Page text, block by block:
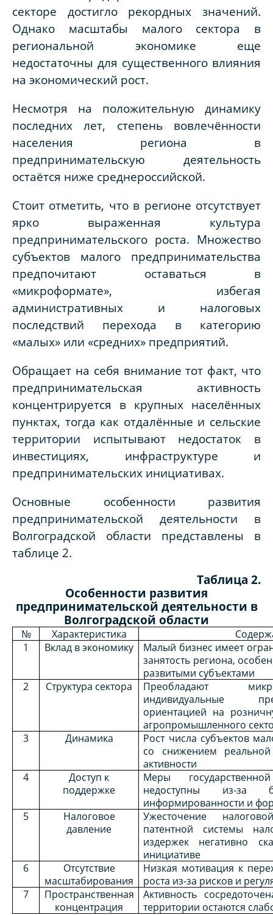
секторе достигло рекордных значений.
Однако масштабы малого сектора в
региональной экономике еще
недостаточны для существенного влияния
на экономический рост.
Несмотря на положительную динамику
последних лет, степень вовлечённости
населения региона в
предпринимательскую деятельность
остаётся ниже среднероссийской.
Стоит отметить, что в регионе отсутствует
ярко выраженная культура
предпринимательского роста. Множество
субъектов малого предпринимательства
предпочитают оставаться в
«микроформате», избегая
административных и налоговых
последствий перехода в категорию
«малых» или «средних» предприятий.
Обращает на себя внимание тот факт, что
предпринимательская активность
концентрируется в крупных населённых
пунктах, тогда как отдалённые и сельские
территории испытывают недостаток в
инвестициях, инфраструктуре и
предпринимательских инициативах.
Основные особенности развития
предпринимательской деятельности в
Волгоградской области представлены в
таблице 2.
Таблица 2.
Особенности развития
предпринимательской деятельности в
Волгоградской области
№ Характеристика
1
Вклад в экономику
Малый бизнес имеет
занятость региона,
развитыми субъектами
2
Структура сектора
Преобладают
индивидуальные
ориентацией на
агропромышленного
3
Динамика
Рост числа субъектов
со снижением
активности
4
Доступ к
поддержке
Меры
недоступны из-за
информированности и
5
Налоговое
давление
Ужесточение
патентной системы
издержек негативно
инициативе
6
Отсутствие
масштабирования
Низкая мотивация к
роста из-за рисков и
7
Пространственная
концентрация
Активность
территории остаются